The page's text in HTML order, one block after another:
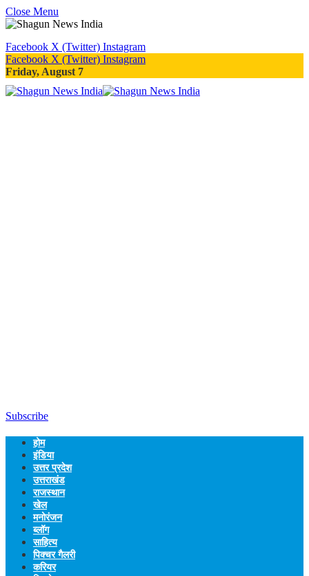
Close Menu
Facebook X (Twitter) Instagram
Facebook X (Twitter) Instagram
Friday, August 7
Subscribe
होम
इंडिया
उत्तर प्रदेश
उत्तराखंड
राजस्थान
खेल
मनोरंजन
ब्लॉग
साहित्य
पिक्चर गैलरी
करियर